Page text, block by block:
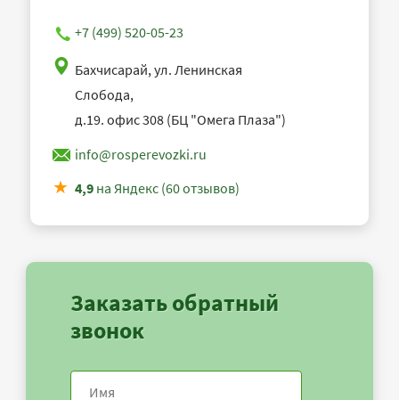
+7 (499) 520-05-23
Бахчисарай, ул. Ленинская
Слобода,
д.19. офис 308 (БЦ "Омега Плаза")
info@rosperevozki.ru
4,9 на Яндекс (60 отзывов)
Заказать обратный
звонок